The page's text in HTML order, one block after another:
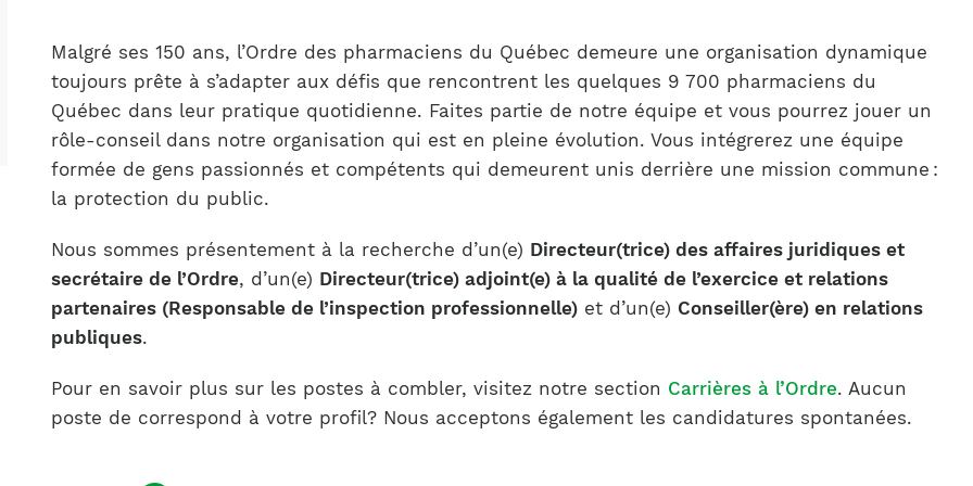
Malgré ses 150 ans, l’Ordre des pharmaciens du Québec demeure une organisation dynamique
toujours prête à s’adapter aux défis que rencontrent les quelques 9 700 pharmaciens du
Québec dans leur pratique quotidienne. Faites partie de notre équipe et vous pourrez jouer un
rôle-conseil dans notre organisation qui est en pleine évolution. Vous intégrerez une équipe
formée de gens passionnés et compétents qui demeurent unis derrière une mission commune :
la protection du public.
Nous sommes présentement à la recherche d’un(e) Directeur(trice) des affaires juridiques et
secrétaire de l’Ordre, d’un(e) Directeur(trice) adjoint(e) à la qualité de l’exercice et relations
partenaires (Responsable de l’inspection professionnelle)et d’un(e) Conseiller(ère) en relations
publiques.
Pour en savoir plus sur les postes à combler, visitez notre section Carrières à l’Ordre. Aucun
poste de correspond à votre profil? Nous acceptons également les candidatures spontanées.